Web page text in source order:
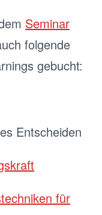
Seminar
folgende
gebucht:
Entscheiden
für